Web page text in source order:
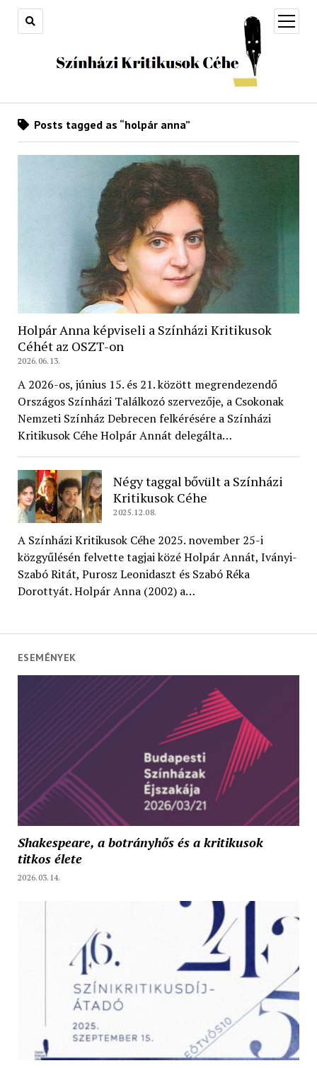
open
menu
Posts tagged as “holpár anna”
Holpár Anna képviseli a Színházi Kritikusok
Céhét az OSZT-on
2026.06.13.
A 2026-os, június 15. és 21. között megrendezendő
Országos Színházi Találkozó szervezője, a Csokonak
Nemzeti Színház Debrecen felkérésére a Színházi
Kritikusok Céhe Holpár Annát delegálta…
Négy taggal bővült a Színházi
Kritikusok Céhe
2025.12.08.
A Színházi Kritikusok Céhe 2025. november 25-i
közgyűlésén felvette tagjai közé Holpár Annát, Iványi-
Szabó Ritát, Purosz Leonidaszt és Szabó Réka
Dorottyát. Holpár Anna (2002) a…
ESEMÉNYEK
Shakespeare, a botrányhős és a kritikusok
titkos élete
2026.03.14.